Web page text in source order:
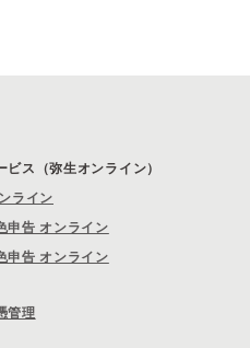
ビス（弥生オンライン）
ライン
申告 オンライン
申告 オンライン
管理